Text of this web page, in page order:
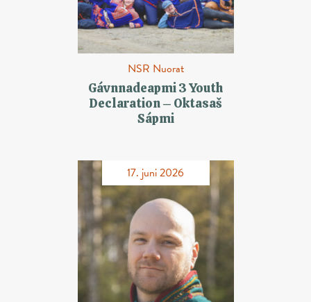
NSR Nuorat
Gávnnadeapmi 3 Youth
Declaration – Oktasaš
Sápmi
17. juni 2026